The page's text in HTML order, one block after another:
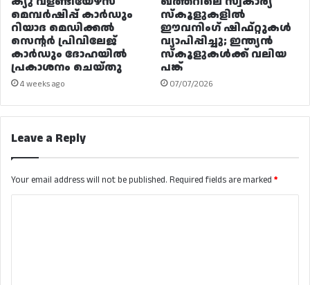
മെമ്പർഷിപ്പ് കാർഡും
റിയാദ മെഡിക്കൽ
സെന്റർ പ്രിവിലേജ്
കാർഡും ദോഹയിൽ
പ്രകാശനം ചെയ്തു
4 weeks ago
സ്കൂളുകളിൽ
ഈവനിംഗ് ഷിഫ്റ്റുകൾ
വ്യാപിപ്പിച്ചു; ഇന്ത്യൻ
സ്കൂളുകൾക്ക് വലിയ
പങ്ക്
07/07/2026
Leave a Reply
Your email address will not be published. Required fields are marked *